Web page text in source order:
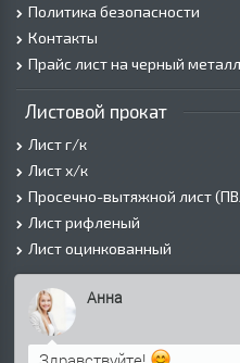
Политика безопасности
Контакты
Прайс лист на черный
Листовой прокат
Лист г/к
Лист х/к
Просечно-вытяжной лист
Лист рифленый
Лист оцинкованный
Трубы
Трубы
Труба
Анна